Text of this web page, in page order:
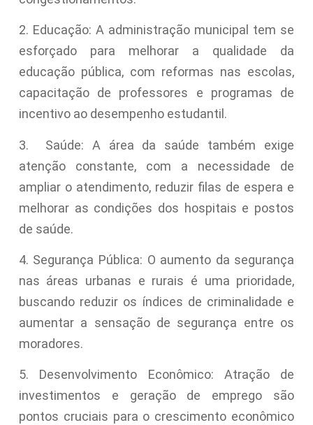
2. Educação: A administração municipal tem se
esforçado para melhorar a qualidade da
educação pública, com reformas nas escolas,
capacitação de professores e programas de
incentivo ao desempenho estudantil.
3. Saúde: A área da saúde também exige
atenção constante, com a necessidade de
ampliar o atendimento, reduzir filas de espera e
melhorar as condições dos hospitais e postos
de saúde.
4. Segurança Pública: O aumento da segurança
nas áreas urbanas e rurais é uma prioridade,
buscando reduzir os índices de criminalidade e
aumentar a sensação de segurança entre os
moradores.
5. Desenvolvimento Econômico: Atração de
investimentos e geração de emprego são
pontos cruciais para o crescimento econômico